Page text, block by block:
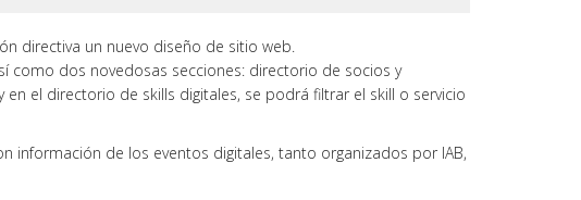
directiva un nuevo diseño de sitio web.
como dos novedosas secciones: directorio de socios y
el directorio de skills digitales, se podrá filtrar el skill o servicio
información de los eventos digitales, tanto organizados por IAB,